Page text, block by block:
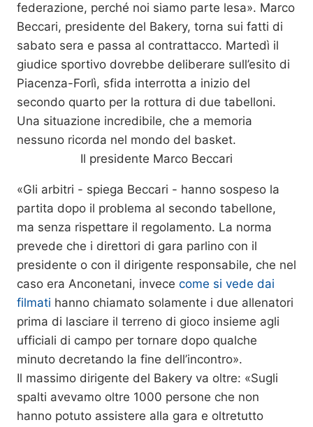
federazione, perché noi siamo parte lesa». Marco
Beccari, presidente del Bakery, torna sui fatti di
sabato sera e passa al contrattacco. Martedì il
giudice sportivo dovrebbe deliberare sull’esito di
Piacenza-Forlì, sfida interrotta a inizio del
secondo quarto per la rottura di due tabelloni.
Una situazione incredibile, che a memoria
nessuno ricorda nel mondo del basket.
Il presidente Marco Beccari
«Gli arbitri - spiega Beccari - hanno sospeso la
partita dopo il problema al secondo tabellone,
ma senza rispettare il regolamento. La norma
prevede che i direttori di gara parlino con il
presidente o con il dirigente responsabile, che nel
caso era Anconetani, invece come si vede dai
filmati hanno chiamato solamente i due allenatori
prima di lasciare il terreno di gioco insieme agli
ufficiali di campo per tornare dopo qualche
minuto decretando la fine dell’incontro».
Il massimo dirigente del Bakery va oltre: «Sugli
spalti avevamo oltre 1000 persone che non
hanno potuto assistere alla gara e oltretutto